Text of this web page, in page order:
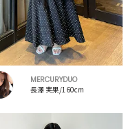
MERCURYDUO
長澤 実果/160cm